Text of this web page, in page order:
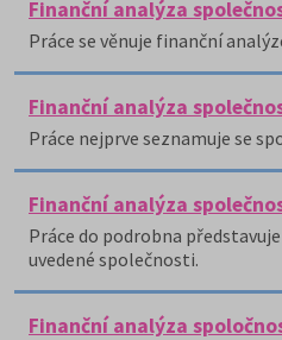
Finanční analýza
Práce se věnuje finanční
Finanční analýza
Práce nejprve seznamuje se
Finanční analýza
Práce do podrobna
uvedené společnosti.
Finanční analýza